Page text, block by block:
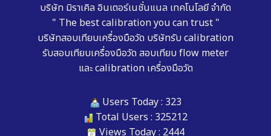
บริษัท มิราเคิล อินเตอร์เนชั่นแนล เทคโนโลยี จำกัด
" The best calibration you can trust "
บริษัทสอบเทียบเครื่องมือวัด บริษัทรับ calibration
รับสอบเทียบเครื่องมือวัด สอบเทียบ flow meter
และcalibration เครื่องมือวัด
Users Today : 323
Total Users : 325212
Views Today : 2444